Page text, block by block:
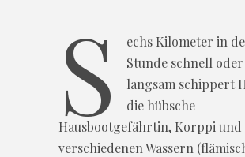
S
echs Kilometer in
Stunde schnell oder
langsam schippert
die hübsche
Hausbootgefährtin, Korppi und
verschiedenen Wassern